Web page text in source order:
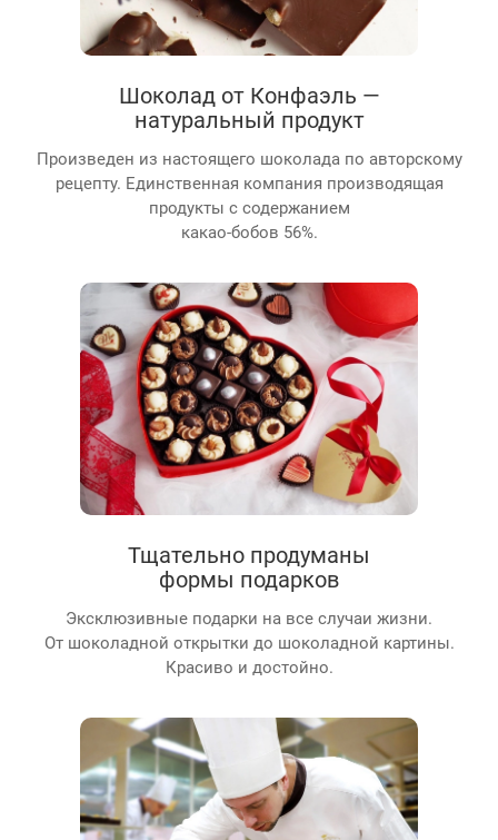
Шоколад от Конфаэль —
натуральный продукт
Произведен из настоящего шоколада по авторскому
рецепту. Единственная компания производящая
продукты с содержанием
какао-бобов 56%.
Тщательно продуманы
формы подарков
Эксклюзивные подарки на все случаи жизни.
От шоколадной открытки до шоколадной картины.
Красиво и достойно.